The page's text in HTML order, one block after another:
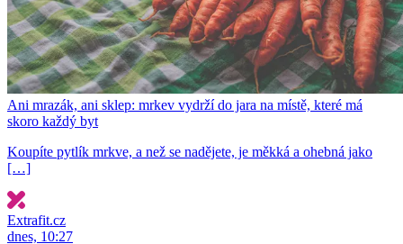
Ani mrazák, ani sklep: mrkev vydrží do jara na místě, které má
skoro každý byt
Koupíte pytlík mrkve, a než se nadějete, je měkká a ohebná jako
[…]
Extrafit.cz
dnes, 10:27